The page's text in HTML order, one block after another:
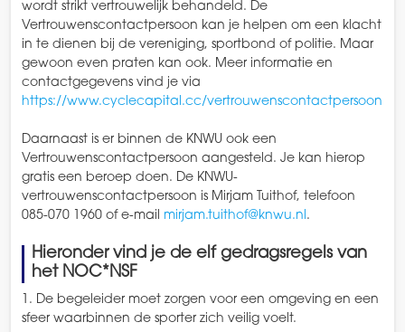
wordt strikt vertrouwelijk behandeld. De
Vertrouwenscontactpersoon kan je helpen om een klacht
in te dienen bij de vereniging, sportbond of politie. Maar
gewoon even praten kan ook. Meer informatie en
contactgegevens vind je via
https://www.cyclecapital.cc/vertrouwenscontactpersoon
Daarnaast is er binnen de KNWU ook een
Vertrouwenscontactpersoon aangesteld. Je kan hierop
gratis een beroep doen. De KNWU-
vertrouwenscontactpersoon is Mirjam Tuithof, telefoon
085-070 1960 of e-mail mirjam.tuithof@knwu.nl.
Hieronder vind je de elf gedragsregels van
het NOC*NSF
1. De begeleider moet zorgen voor een omgeving en een
sfeer waarbinnen de sporter zich veilig voelt.